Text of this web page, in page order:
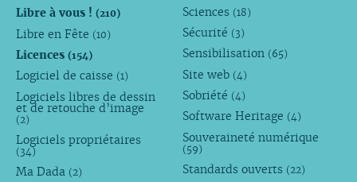
Libre à vous ! (210)
Libre en Fête (10)
Licences (154)
Logiciel de caisse (1)
Logiciels libres de dessin
et de retouche d’image
(2)
Logiciels propriétaires
(34)
Ma Dada (2)
Sciences (18)
Sécurité (3)
Sensibilisation (65)
Site web (4)
Sobriété (4)
Software Heritage (4)
Souveraineté numérique
(59)
Standards ouverts (22)